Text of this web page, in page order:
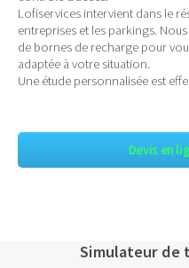
Lofiservices intervient dans le
entreprises et les parkings.
de bornes de recharge pour
adaptée à votre situation.
Une étude personnalisée est
Devis en
Simulateur de